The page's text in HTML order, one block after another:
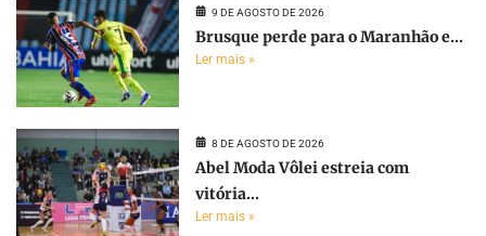
9 DE AGOSTO DE 2026
Brusque perde para o Maranhão e...
Ler mais »
8 DE AGOSTO DE 2026
Abel Moda Vôlei estreia com
vitória...
Ler mais »